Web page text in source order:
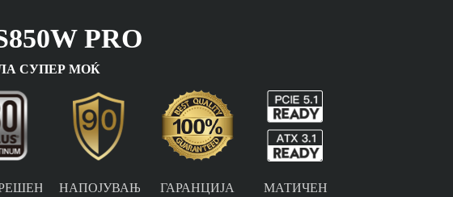
PRO
СУПЕР МОЌ
НАПОЈУВАЊЕ
ГАРАНЦИЈА
МАТИЧЕН